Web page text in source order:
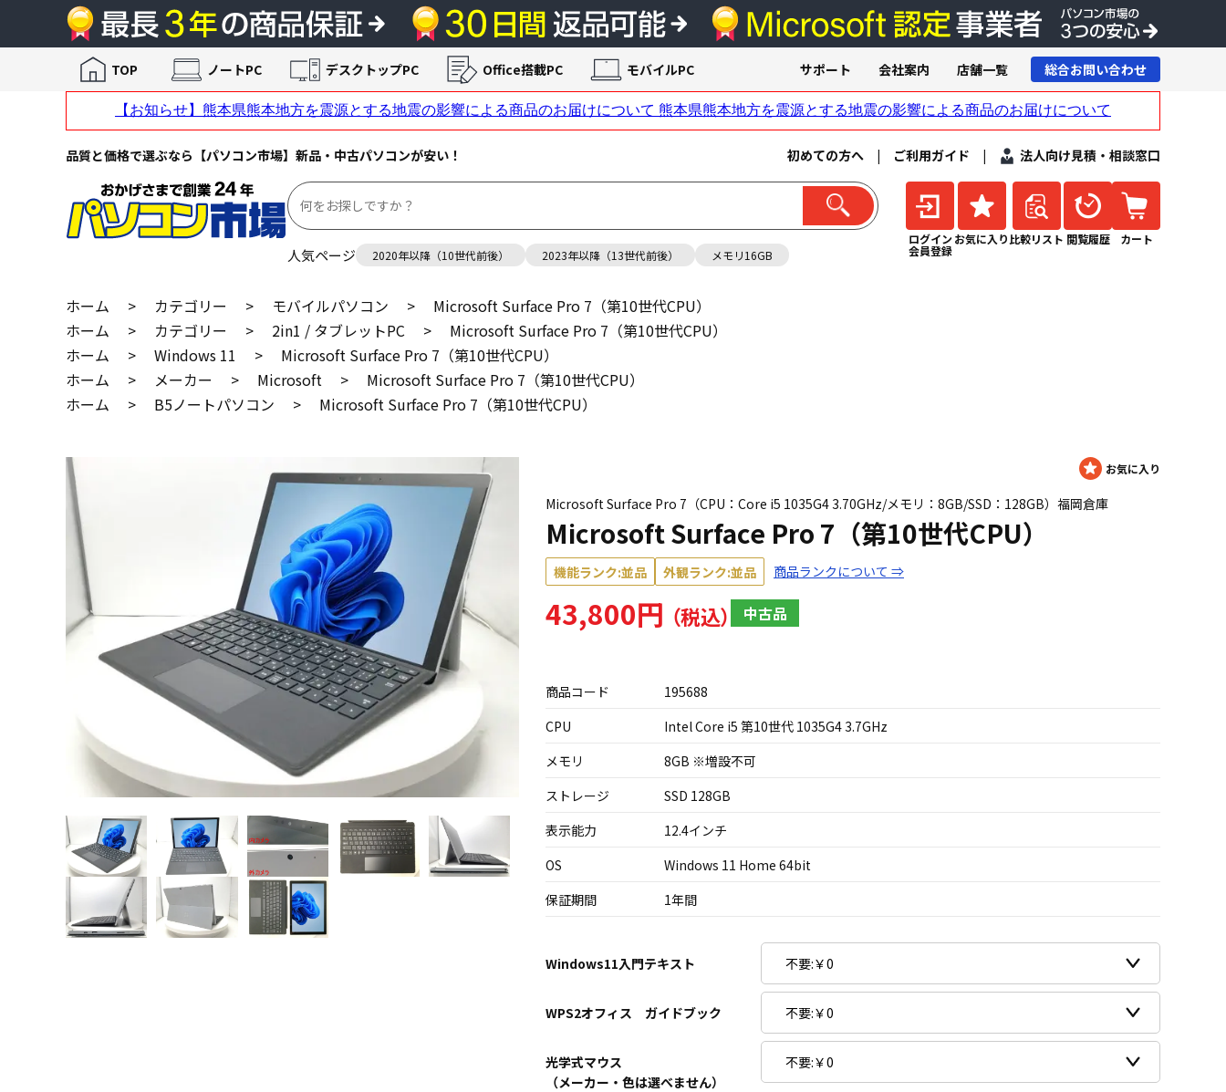
品質と価格で選ぶなら【パソコン市場】新品・中古パソコンが安い！ 初めての方へ | ご利用ガイド | 法人向け見積・相談窓口
人気ページ 2020年以降（10世代前後） 2023年以降（13世代前後） メモリ16GB
ログイン
会員登録
お気に入り 比較リスト 閲覧履歴 カート
TOP ノートPC デスクトップPC Office搭載PC モバイルPC サポート 会社案内 店舗一覧 総合お問い合わせ
ホーム > カテゴリー > モバイルパソコン >
Microsoft Surface Pro 7（第10世代CPU）
ホーム
> カテゴリー > 2in1 / タブレットPC >
Microsoft Surface Pro 7（第10世代CPU）
ホーム
> Windows 11 >
Microsoft Surface Pro 7（第10世代CPU）
ホーム
> メーカー > Microsoft >
Microsoft Surface Pro 7（第10世代CPU）
ホーム
> B5ノートパソコン > Microsoft Surface Pro 7（第10世代CPU）
Microsoft Surface Pro 7（CPU：Core i5 1035G4 3.70GHz/メモリ：8GB/SSD：128GB）福岡倉庫
Microsoft Surface Pro 7（第10世代CPU）
機能ランク:並品 外観ランク:並品 商品ランクについて ⇒
43,800円 中古品
商品コード
195688
CPU
Intel Core i5 第10世代 1035G4 3.7GHz
メモリ
8GB ※増設不可
ストレージ
SSD 128GB
表示能力
12.4インチ
OS
Windows 11 Home 64bit
保証期間
1年間
Windows11入門テキスト
WPS2オフィス ガイドブック
光学式マウス
（メーカー・色は選べません）